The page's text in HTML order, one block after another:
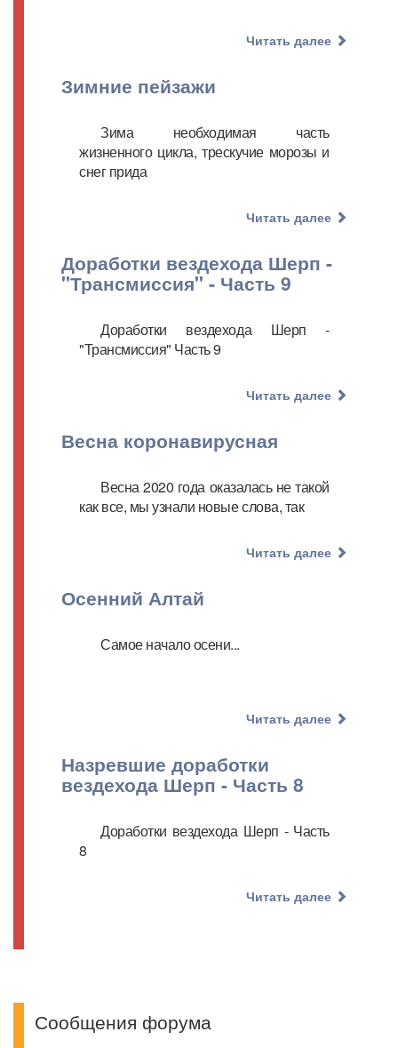
Читать далее
Зимние пейзажи
Зима необходимая часть
жизненного цикла, трескучие морозы и
снег прида
Читать далее
Доработки вездехода Шерп -
"Трансмиссия" - Часть 9
Доработки вездехода Шерп -
"Трансмиссия" Часть 9
Читать далее
Весна коронавирусная
Весна 2020 года оказалась не такой
как все, мы узнали новые слова, так
Читать далее
Осенний Алтай
Самое начало осени...
Читать далее
Назревшие доработки
вездехода Шерп - Часть 8
Доработки вездехода Шерп - Часть
8
Читать далее
Сообщения форума